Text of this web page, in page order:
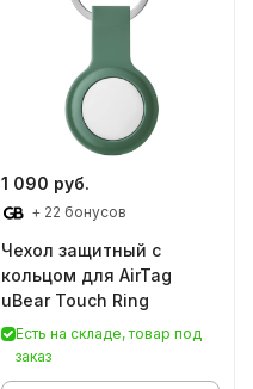
1 090 руб.
+ 22 бонусов
Чехол защитный с
кольцом для AirTag
uBear Touch Ring
Есть на складе, товар под
заказ